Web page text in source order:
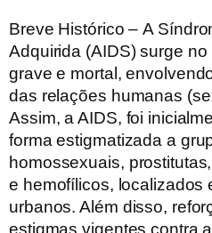
Breve Histórico –A
Adquirida (AIDS) surge no
grave e mortal,
das relações humanas
Assim, a AIDS, foi
forma estigmatizada a
homossexuais,
e hemofílicos, localizados
urbanos. Além disso,
estigmas vigentes contra